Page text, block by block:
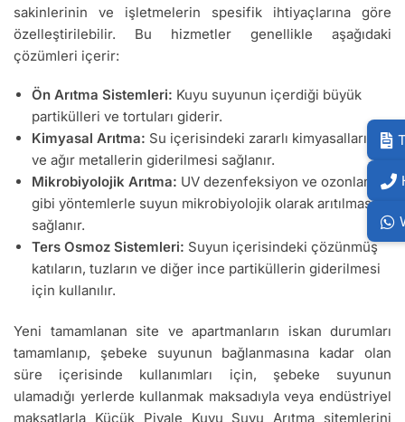
sakinlerinin ve işletmelerin spesifik ihtiyaçlarına göre
özelleştirilebilir. Bu hizmetler genellikle aşağıdaki
çözümleri içerir:
Ön Arıtma Sistemleri: Kuyu suyunun içerdiği büyük
partikülleri ve tortuları giderir.
Kimyasal Arıtma: Su içerisindeki zararlı kimyasalların
ve ağır metallerin giderilmesi sağlanır.
Mikrobiyolojik Arıtma: UV dezenfeksiyon ve ozonlama
gibi yöntemlerle suyun mikrobiyolojik olarak arıtılması
sağlanır.
Ters Osmoz Sistemleri: Suyun içerisindeki çözünmüş
katıların, tuzların ve diğer ince partiküllerin giderilmesi
için kullanılır.
Yeni tamamlanan site ve apartmanların iskan durumları
tamamlanıp, şebeke suyunun bağlanmasına kadar olan
süre içerisinde kullanımları için, şebeke suyunun
ulamadığı yerlerde kullanmak maksadıyla veya endüstriyel
maksatlarla Küçük Piyale Kuyu Suyu Arıtma sitemlerini